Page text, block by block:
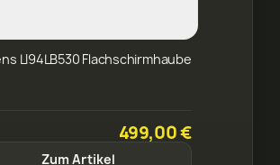
LI94LB530 Flachschirmhaube
499,00 €
Zum Artikel